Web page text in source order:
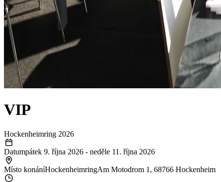
VIP
Hockenheimring 2026
Datumpátek 9. října 2026 - neděle 11. října 2026
Místo konáníHockenheimringAm Motodrom 1, 68766 Hockenheim